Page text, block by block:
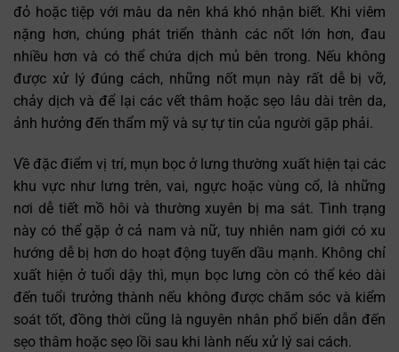
đỏ hoặc tiệp với màu da nên khá khó nhận biết. Khi viêm
nặng hơn, chúng phát triển thành các nốt lớn hơn, đau
nhiều hơn và có thể chứa dịch mủ bên trong. Nếu không
được xử lý đúng cách, những nốt mụn này rất dễ bị vỡ,
chảy dịch và để lại các vết thâm hoặc sẹo lâu dài trên da,
ảnh hưởng đến thẩm mỹ và sự tự tin của người gặp phải.
Về đặc điểm vị trí, mụn bọc ở lưng thường xuất hiện tại các
khu vực như lưng trên, vai, ngực hoặc vùng cổ, là những
nơi dễ tiết mồ hôi và thường xuyên bị ma sát. Tình trạng
này có thể gặp ở cả nam và nữ, tuy nhiên nam giới có xu
hướng dễ bị hơn do hoạt động tuyến dầu mạnh. Không chỉ
xuất hiện ở tuổi dậy thì, mụn bọc lưng còn có thể kéo dài
đến tuổi trưởng thành nếu không được chăm sóc và kiểm
soát tốt, đồng thời cũng là nguyên nhân phổ biến dẫn đến
sẹo thâm hoặc sẹo lồi sau khi lành nếu xử lý sai cách.